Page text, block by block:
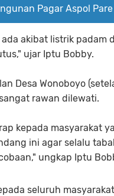
Pagar Aspol Pare
akibat listrik padam
ujar Iptu Bobby.
Desa Wonoboyo
rawan dilewati.
kepada masyarakat
ini agar selalu
ungkap Iptu
seluruh